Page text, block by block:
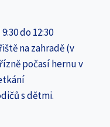
do 12:30
na zahradě (v
počasí hernu v
s dětmi.